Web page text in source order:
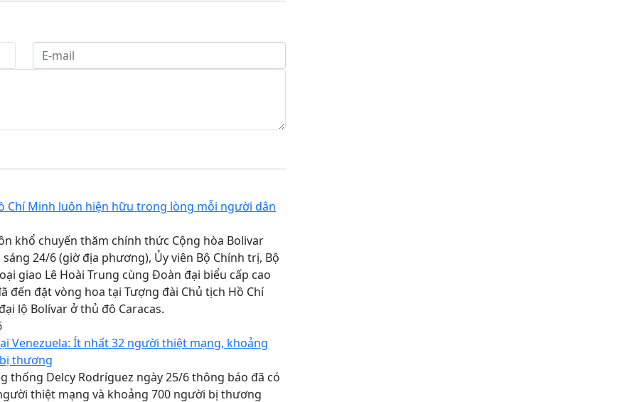
Chí Minh luôn hiện hữu trong lòng mỗi người dân
khổ chuyến thăm chính thức Cộng hòa Bolivar
sáng 24/6 (giờ địa phương), Ủy viên Bộ Chính trị, Bộ
giao Lê Hoài Trung cùng Đoàn đại biểu cấp cao
đến đặt vòng hoa tại Tượng đài Chủ tịch Hồ Chí
lộ Bolívar ở thủ đô Caracas.
Venezuela: Ít nhất 32 người thiệt mạng, khoảng
thương
thống Delcy Rodríguez ngày 25/6 thông báo đã có
thiệt mạng và khoảng 700 người bị thương